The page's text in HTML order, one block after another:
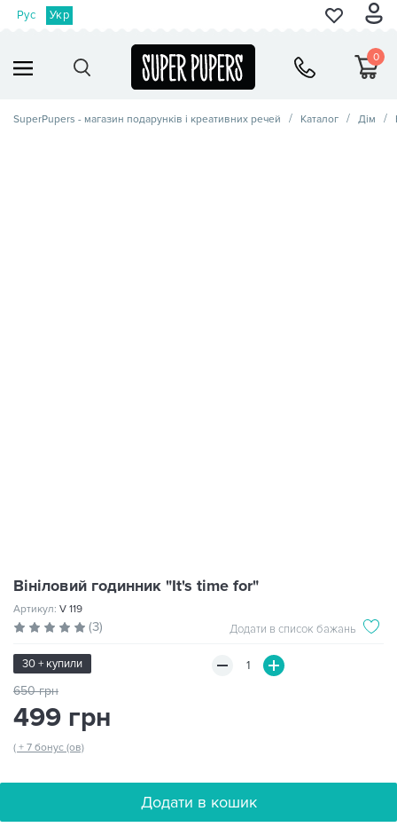
Рус Укр
0
SuperPupers - магазин подарунків і креативних речей Каталог Дім
Вініловий годинник "It's time for"
Артикул: V 119
(3) Додати в список бажань
30 + купили
650 грн
499 грн
( + 7 бонус (ов)
Додати в кошик